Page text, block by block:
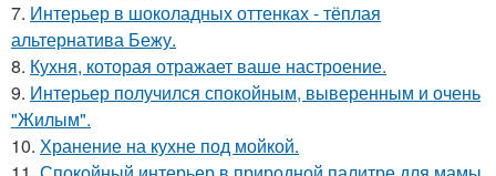
7. Интерьер в шоколадных оттенках - тёплая
альтернатива Бежу.
8. Кухня, которая отражает ваше настроение.
9. Интерьер получился спокойным, выверенным и очень
"Жилым".
10. Хранение на кухне под мойкой.